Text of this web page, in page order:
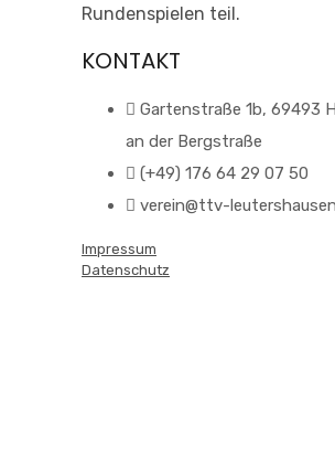
Rundenspielen teil.
KONTAKT
Gartenstraße 1b, 69493
an der Bergstraße
(+49) 176 64 29 07 50
verein@ttv-
Impressum
Datenschutz